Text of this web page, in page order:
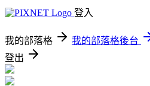
登入
我的部落格 我的部落格後台
登出